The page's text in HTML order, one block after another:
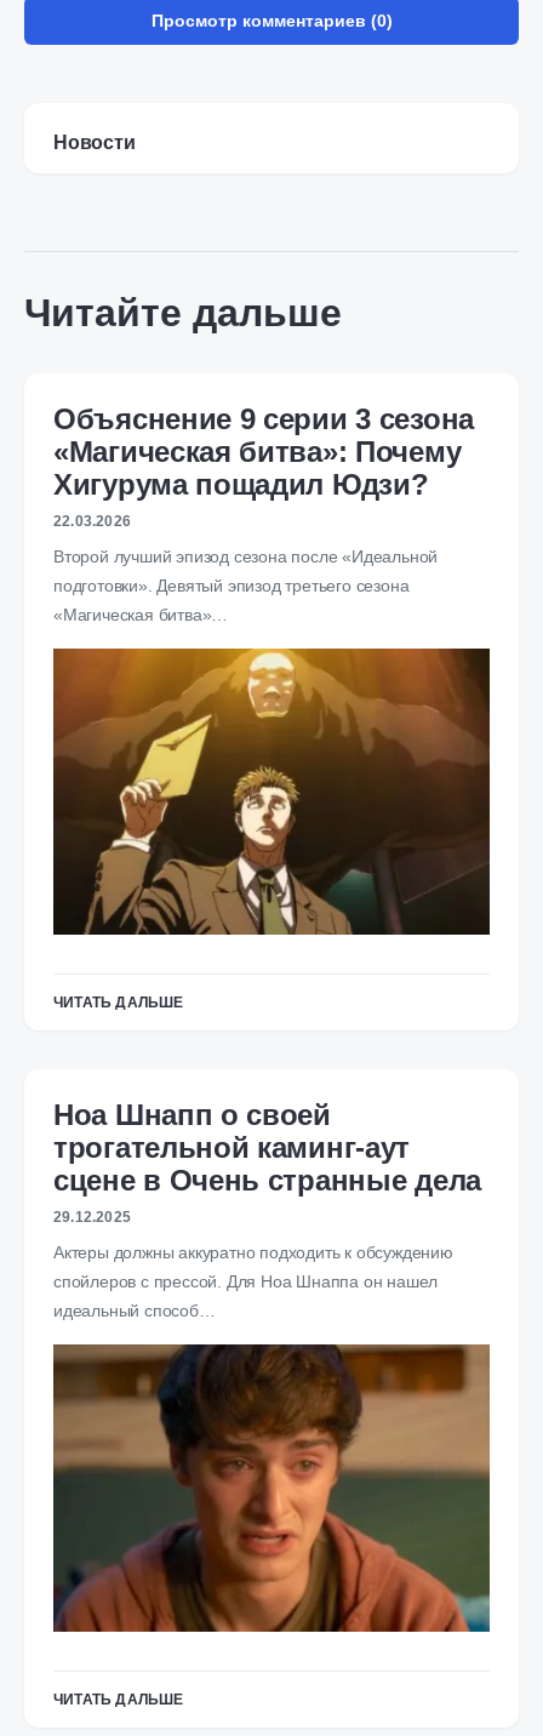
Просмотр комментариев (0)
Новости
Читайте дальше
Объяснение 9 серии 3 сезона
«Магическая битва»: Почему
Хигурума пощадил Юдзи?
22.03.2026
Второй лучший эпизод сезона после «Идеальной
подготовки». Девятый эпизод третьего сезона
«Магическая битва»…
ЧИТАТЬ ДАЛЬШЕ
Ноа Шнапп о своей
трогательной каминг-аут
сцене в Очень странные дела
29.12.2025
Актеры должны аккуратно подходить к обсуждению
спойлеров с прессой. Для Ноа Шнаппа он нашел
идеальный способ…
ЧИТАТЬ ДАЛЬШЕ